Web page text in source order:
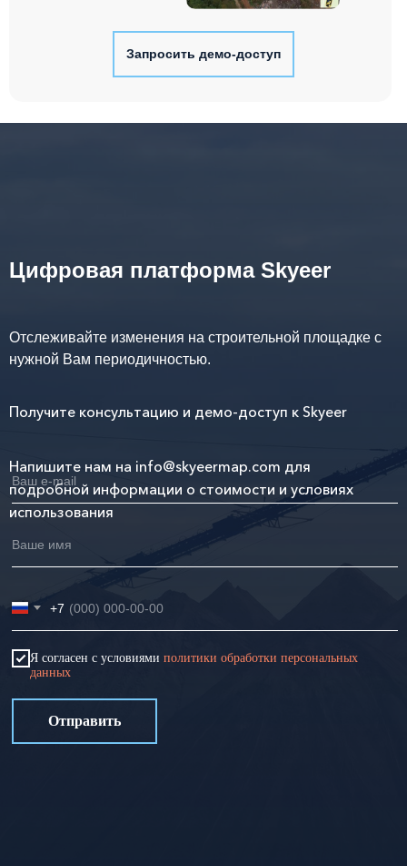
Запросить демо-доступ
Цифровая платформа Skyeer
Отслеживайте изменения на строительной площадке с
нужной Вам периодичностью.
Получите консультацию и демо-доступ к Skyeer
Напишите нам на info@skyeermap.com для
подробной информации о стоимости и условиях
использования
+7
Я согласен с условиямиполитики обработки персональных
данных
Отправить